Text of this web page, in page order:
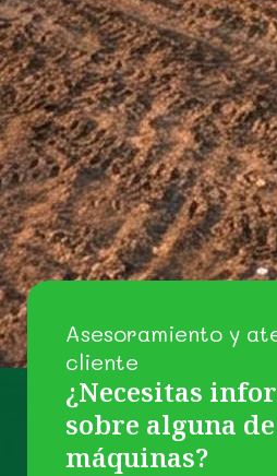
Asesoramiento y
cliente
¿Necesitas
sobre alguna
máquinas?